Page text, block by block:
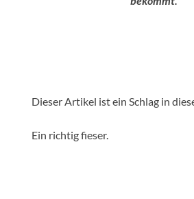
Dieser Artikel ist ein Schlag in
Ein richtig fieser.